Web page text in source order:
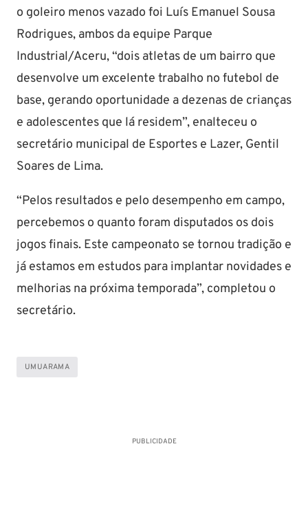
o goleiro menos vazado foi Luís Emanuel Sousa
Rodrigues, ambos da equipe Parque
Industrial/Aceru, “dois atletas de um bairro que
desenvolve um excelente trabalho no futebol de
base, gerando oportunidade a dezenas de crianças
e adolescentes que lá residem”, enalteceu o
secretário municipal de Esportes e Lazer, Gentil
Soares de Lima.
“Pelos resultados e pelo desempenho em campo,
percebemos o quanto foram disputados os dois
jogos finais. Este campeonato se tornou tradição e
já estamos em estudos para implantar novidades e
melhorias na próxima temporada”, completou o
secretário.
UMUARAMA
PUBLICIDADE